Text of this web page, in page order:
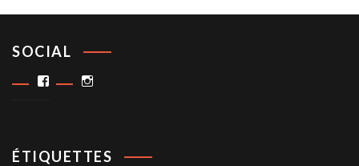
SOCIAL
Facebook
ÉTIQUETTES